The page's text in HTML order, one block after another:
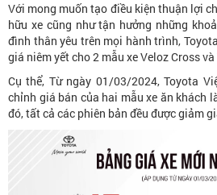
Với mong muốn tạo điều kiện thuận lợi
hữu xe cũng như tận hưởng những
đình thân yêu trên mọi hành trình,
giá niêm yết cho 2 mẫu xe Veloz Cross
Cụ thể, Từ ngày 01/03/2024, Toyota
chỉnh giá bán của hai mẫu xe ăn khách
đó, tất cả các phiên bản đều được giảm